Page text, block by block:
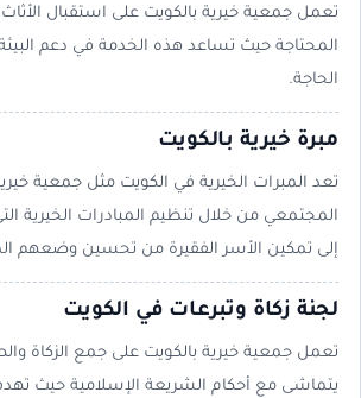
تعمل جمعية خيرية بالكويت على استقبال
المحتاجة حيث تساعد هذه الخدمة في دعم
الحاجة.
مبرة خيرية بالكويت
تعد المبرات الخيرية في الكويت مثل جمعية
المجتمعي من خلال تنظيم المبادرات الخيرية
إلى تمكين الأسر الفقيرة من تحسين وضعهم
لجنة زكاة وتبرعات في الكويت
تعمل جمعية خيرية بالكويت على جمع الزكاة
يتماشى مع أحكام الشريعة الإسلامية حيث